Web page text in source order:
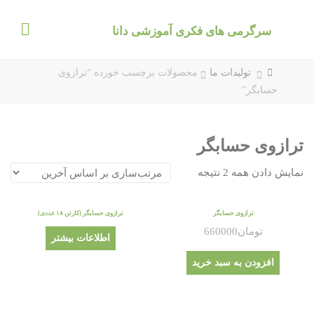
سرگرمی های فکری آموزشی دانا
خانهتولیدات ما
محصولات برچسب خورده “ترازوی
حسابگر”
ترازوی حسابگر
نمایش دادن همه 2 نتیجه
ترازوی حسابگر
تومان660000
افزودن به سبد خرید
ترازوی حسابگر (کارتن ۱۸ عددی)
اطلاعات بیشتر